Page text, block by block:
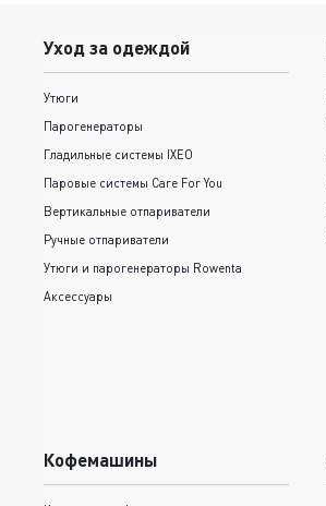
Уход за одеждой
Утюги
Парогенераторы
Гладильные системы IXEO
Паровые системы Care For You
Вертикальные отпариватели
Ручные отпариватели
Утюги и парогенераторы Rowenta
Аксессуары
Кофемашины